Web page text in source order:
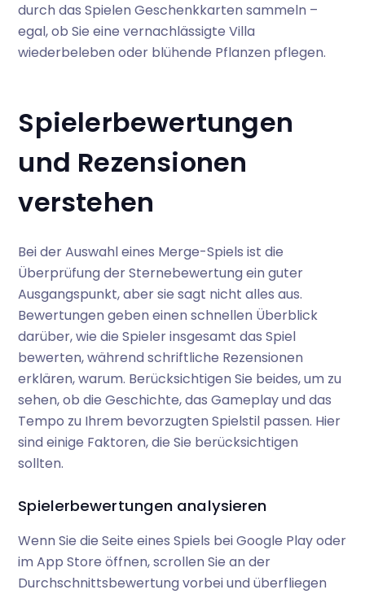
durch das Spielen Geschenkkarten sammeln –
egal, ob Sie eine vernachlässigte Villa
wiederbeleben oder blühende Pflanzen pflegen.
Spielerbewertungen
und Rezensionen
verstehen
Bei der Auswahl eines Merge-Spiels ist die
Überprüfung der Sternebewertung ein guter
Ausgangspunkt, aber sie sagt nicht alles aus.
Bewertungen geben einen schnellen Überblick
darüber, wie die Spieler insgesamt das Spiel
bewerten, während schriftliche Rezensionen
erklären, warum. Berücksichtigen Sie beides, um zu
sehen, ob die Geschichte, das Gameplay und das
Tempo zu Ihrem bevorzugten Spielstil passen. Hier
sind einige Faktoren, die Sie berücksichtigen
sollten.
Spielerbewertungen analysieren
Wenn Sie die Seite eines Spiels bei Google Play oder
im App Store öffnen, scrollen Sie an der
Durchschnittsbewertung vorbei und überfliegen